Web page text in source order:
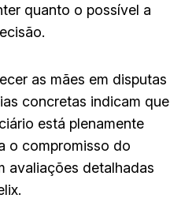
quanto o possível a
as mães em disputas
concretas indicam que
está plenamente
o compromisso do
avaliações detalhadas